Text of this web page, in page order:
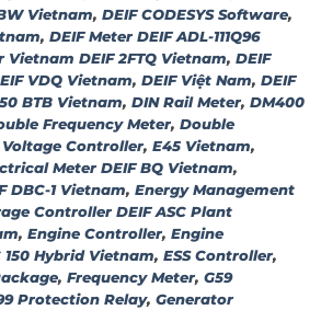
Vietnam, DEIF CODESYS Software,
, DEIF Meter DEIF ADL-111Q96
Vietnam DEIF 2FTQ Vietnam, DEIF
VDQ Vietnam, DEIF Việt Nam, DEIF
BTB Vietnam, DIN Rail Meter, DM400
Frequency Meter, Double
Voltage Controller, E45 Vietnam,
Meter DEIF BQ Vietnam,
DBC-1 Vietnam, Energy Management
Controller DEIF ASC Plant
, Engine Controller, Engine
150 Hybrid Vietnam, ESS Controller,
, Frequency Meter, G59
Protection Relay, Generator